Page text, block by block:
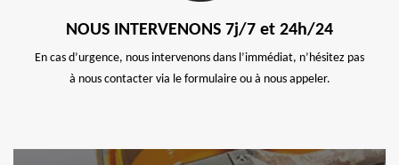
NOUS INTERVENONS 7j/7 et 24h/24
En cas d’urgence, nous intervenons dans l’immédiat, n’hésitez pas
à nous contacter via le formulaire ou à nous appeler.